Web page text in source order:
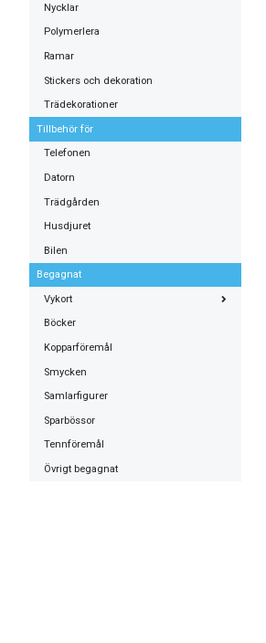
Nycklar
Polymerlera
Ramar
Stickers och dekoration
Trädekorationer
Tillbehör för
Telefonen
Datorn
Trädgården
Husdjuret
Bilen
Begagnat
Vykort
Böcker
Kopparföremål
Smycken
Samlarfigurer
Sparbössor
Tennföremål
Övrigt begagnat